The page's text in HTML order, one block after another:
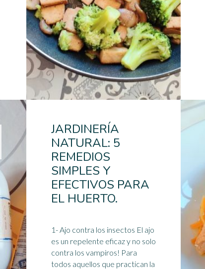
JARDINERÍA
NATURAL: 5
REMEDIOS
SIMPLES Y
EFECTIVOS PARA
EL HUERTO.
1- Ajo contra los insectos El ajo
es un repelente eficaz y no solo
contra los vampiros! Para
todos aquellos que practican la